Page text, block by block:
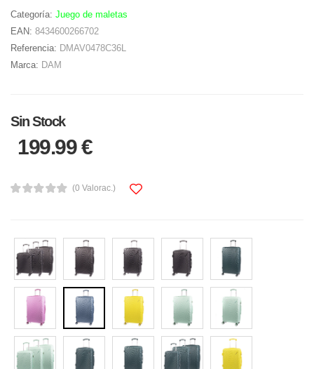
Categoría: Juego de maletas
EAN: 8434600266702
Referencia: DMAV0478C36L
Marca: DAM
Sin Stock
199.99 €
(0 Valorac.)